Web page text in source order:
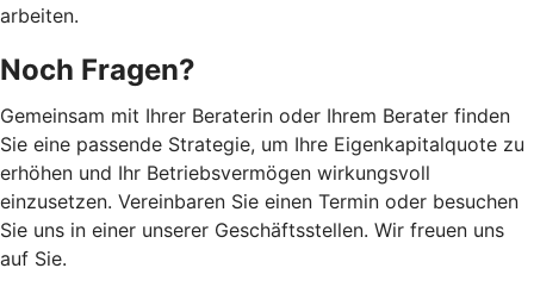
arbeiten.
Noch Fragen?
Gemeinsam mit Ihrer Beraterin oder Ihrem Berater finden
Sie eine passende Strategie, um Ihre Eigenkapitalquote zu
erhöhen und Ihr Betriebsvermögen wirkungsvoll
einzusetzen. Vereinbaren Sie einen Termin oder besuchen
Sie uns in einer unserer Geschäftsstellen. Wir freuen uns
auf Sie.